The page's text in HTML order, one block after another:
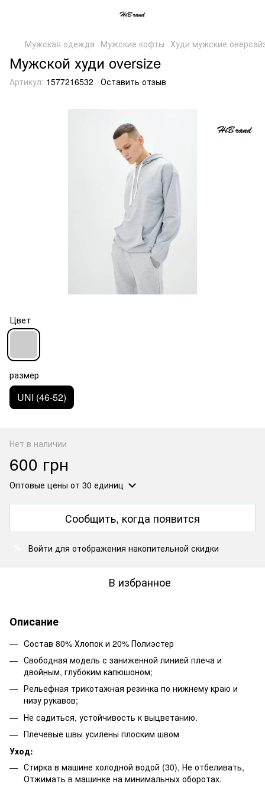
Мужская одежда Мужские кофты Худи мужские
Мужской худи оversize
Артикул: 1577216532 Оставить отзыв
Цвет
размер
UNI (46-52)
Нет в наличии
600 грн
Оптовые цены от 30 единиц
Сообщить, когда появится
Войти для отображения накопительной скидки
В избранное
Описание
Cостав 80% Хлопок и 20% Полиэстер
Свободная модель с заниженной линией плеча и
двойным, глубоким капюшоном;
Рельефная трикотажная резинка по нижнему краю и
низу рукавов;
Не садиться, устойчивость к выцветанию.
Плечевые швы усилены плоским швом
Уход:
Стирка в машине холодной водой (30), Не отбеливать,
Отжимать в машинке на минимальных оборотах.